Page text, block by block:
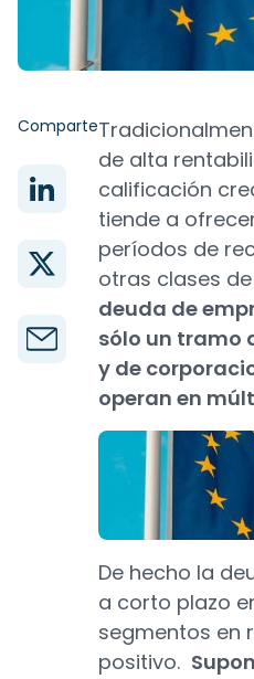
Comparte
de alta
calificación
tiende a
períodos de
otras clases
deuda de
sólo un tramo
y de
operan en
De hecho la
a corto plazo
segmentos en
positivo.